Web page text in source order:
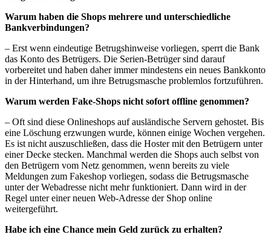
Warum haben die Shops mehrere und unterschiedliche
Bankverbindungen?
– Erst wenn eindeutige Betrugshinweise vorliegen, sperrt die Bank
das Konto des Betrügers. Die Serien-Betrüger sind darauf
vorbereitet und haben daher immer mindestens ein neues Bankkonto
in der Hinterhand, um ihre Betrugsmasche problemlos fortzuführen.
Warum werden Fake-Shops nicht sofort offline genommen?
– Oft sind diese Onlineshops auf ausländische Servern gehostet. Bis
eine Löschung erzwungen wurde, können einige Wochen vergehen.
Es ist nicht auszuschließen, dass die Hoster mit den Betrügern unter
einer Decke stecken. Manchmal werden die Shops auch selbst von
den Betrügern vom Netz genommen, wenn bereits zu viele
Meldungen zum Fakeshop vorliegen, sodass die Betrugsmasche
unter der Webadresse nicht mehr funktioniert. Dann wird in der
Regel unter einer neuen Web-Adresse der Shop online
weitergeführt.
Habe ich eine Chance mein Geld zurück zu erhalten?